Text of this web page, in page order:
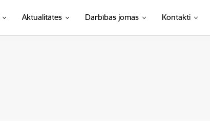
Aktualitātes Darbības jomas Kontakti